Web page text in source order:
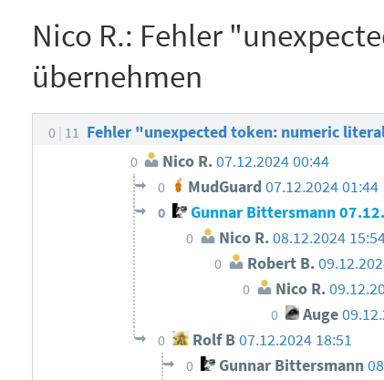
Nico R.: Fehler
übernehmen
0 11 Fehler "unexpected token: numeric
0 Nico R.07.12.2024 00:44
0 MudGuard 07.12.2024 01:44
0 Gunnar Bittersmann
0 Nico R.08.12.2024
0 Robert B.
0 Nico R.
0 Auge
0 Rolf B07.12.2024 18:51
0 Gunnar Bittersmann